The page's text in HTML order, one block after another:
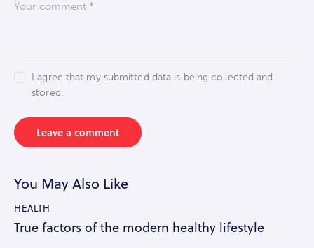
I agree that my submitted data is being collected and
stored.
You May Also Like
HEALTH
True factors of the modern healthy lifestyle